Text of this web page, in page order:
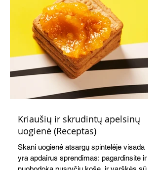
Kriaušių ir skrudintų apelsinų
uogienė (Receptas)
Skani uogienė atsargų spintelėje visada
yra apdairus sprendimas: pagardinsite ir